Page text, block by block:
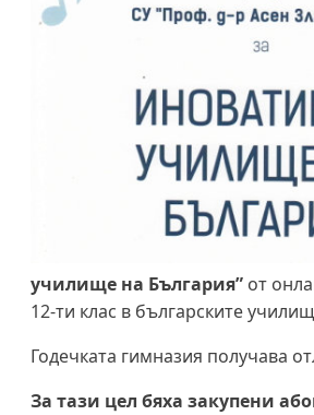
училище на България” от
12-ти клас в българските
Годечката гимназия получава
За тази цел бяха закупени